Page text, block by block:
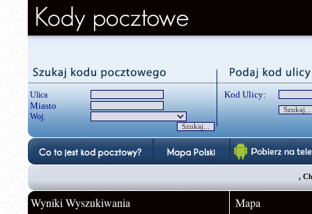
Ulica
Miasto
Woj.
Kod Ulicy:
,
Wyniki Wyszukiwania Mapa